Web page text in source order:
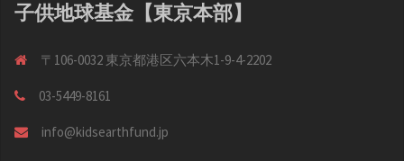
子供地球基金【東京本部】
〒106-0032 東京都港区六本木1-9-4-2202
03-5449-8161
info@kidsearthfund.jp